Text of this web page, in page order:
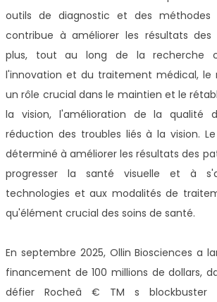
outils de diagnostic et des méthodes
contribue à améliorer les résultats des
plus, tout au long de la recherche
l'innovation et du traitement médical, le
un rôle crucial dans le maintien et le
la vision, l'amélioration de la qualité
réduction des troubles liés à la vision.
déterminé à améliorer les résultats des
progresser la santé visuelle et à
technologies et aux modalités de
qu'élément crucial des soins de santé.
En septembre 2025, Ollin Biosciences a
financement de 100 millions de dollars,
défier Rocheâ € TM s blockbuster